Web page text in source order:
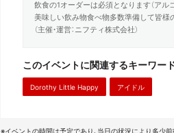
飲食の1オーダーは必須となります（アル
美味しい飲み物食べ物多数準備して皆様
（主催・運営：ニフティ株式会社）
このイベントに関連するキーワー
Dorothy Little Happy アイドル
※イベントの時間は予定であり、当日の状況により多少前